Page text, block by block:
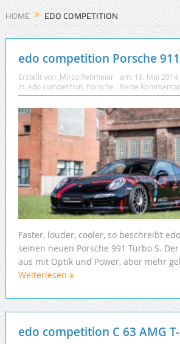
HOME EDO COMPETITION
edo competition Porsche
Erstellt von: Mirco Rehmeier am: 19. Mai 2014
In: edo competition Porsche Keine
Faster, louder, cooler, so beschreibt
seinen neuen Porsche 991 Turbo S.
aus mit Optik und Power, aber mehr
Weiterlesen
edo competition C 63 AMG